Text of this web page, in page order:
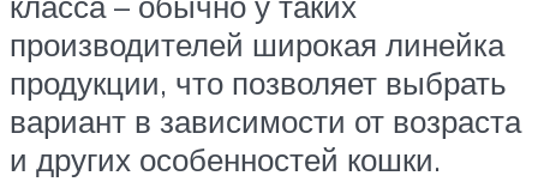
производителей широкая линейка
продукции, что позволяет выбрать
вариант в зависимости от возраста
и других особенностей кошки.